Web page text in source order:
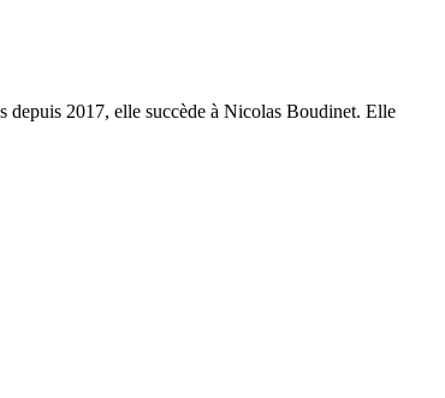
2017, elle succède à Nicolas Boudinet. Elle